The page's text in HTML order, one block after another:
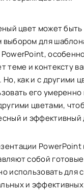
цвет может быть
для
теме и контексту
как и с другими
его умеренно
цветами,
и эффективный
PowerPoint
собой
использовать для
и эффективных